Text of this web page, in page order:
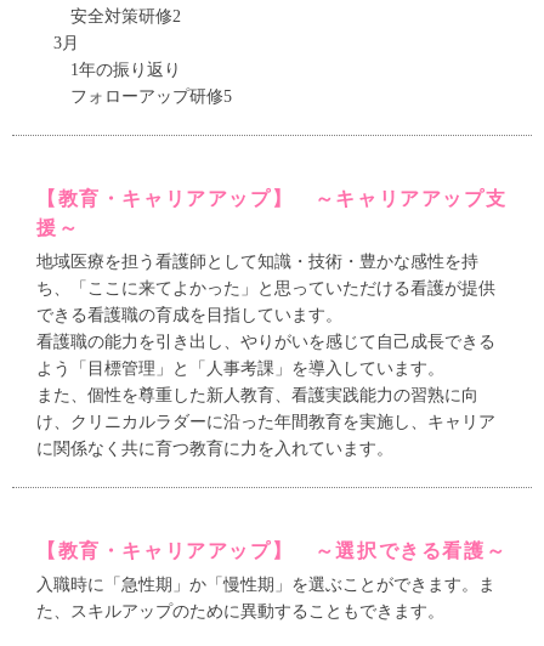
安全対策研修2
3月
1年の振り返り
フォローアップ研修5
【教育・キャリアアップ】 ～キャリアアップ支
援～
地域医療を担う看護師として知識・技術・豊かな感性を持
ち、「ここに来てよかった」と思っていただける看護が提供
できる看護職の育成を目指しています。
看護職の能力を引き出し、やりがいを感じて自己成長できる
よう「目標管理」と「人事考課」を導入しています。
また、個性を尊重した新人教育、看護実践能力の習熟に向
け、クリニカルラダーに沿った年間教育を実施し、キャリア
に関係なく共に育つ教育に力を入れています。
【教育・キャリアアップ】 ～選択できる看護～
入職時に「急性期」か「慢性期」を選ぶことができます。ま
た、スキルアップのために異動することもできます。